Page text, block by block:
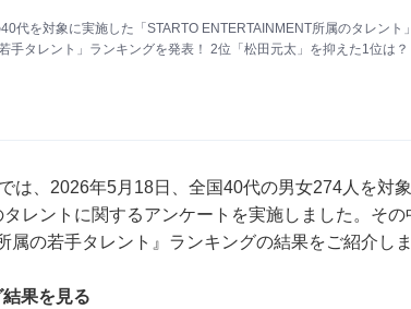
代を対象に実施した「STARTO ENTERTAINMENT所属のタレント
手タレント」ランキングを発表！ 2位「松田元太」を抑えた1位は
は、2026年5月18日、全国40代の男女274人を対
レントに関するアンケートを実施しました。そ
属の若手タレント』ランキングの結果をご紹介しま
果を見る